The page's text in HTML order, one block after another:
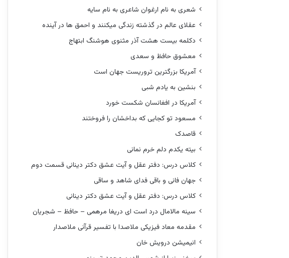
شعری به نام ارغوان شاعری به نام سایه
عقلای عالم در گذشته زندگی میکنند و احمق ها در آینده
دکلمه بیست هشت آذر مثنوی هوشنگ ابتهاج
معشوق حافظ و سعدی
آمریکا بزرگترین تروریست جهان است
بنشین به یادم شبی
آمریکا در افغانسان شکست خورد
مسعود تو کجایی که بداخشان را فروختند
قاصدک
بیته یکدم دلم خرم نمانی
کلاس درس: دفتر عقل و آیت عشق دکتر دینانی قسمت دوم
جهان فانی و باقی فدای شاهد و ساقی
کلاس درس: دفتر عقل و آیت عشق دکتر دینانی
سینه مالامال درد است ای دریغا مرهمی – حافظ – شجریان
مقدمه معاد فیزیکی ملاصدا با تفسیر قرآنی ملاصدار
انیمیشن درویش خان